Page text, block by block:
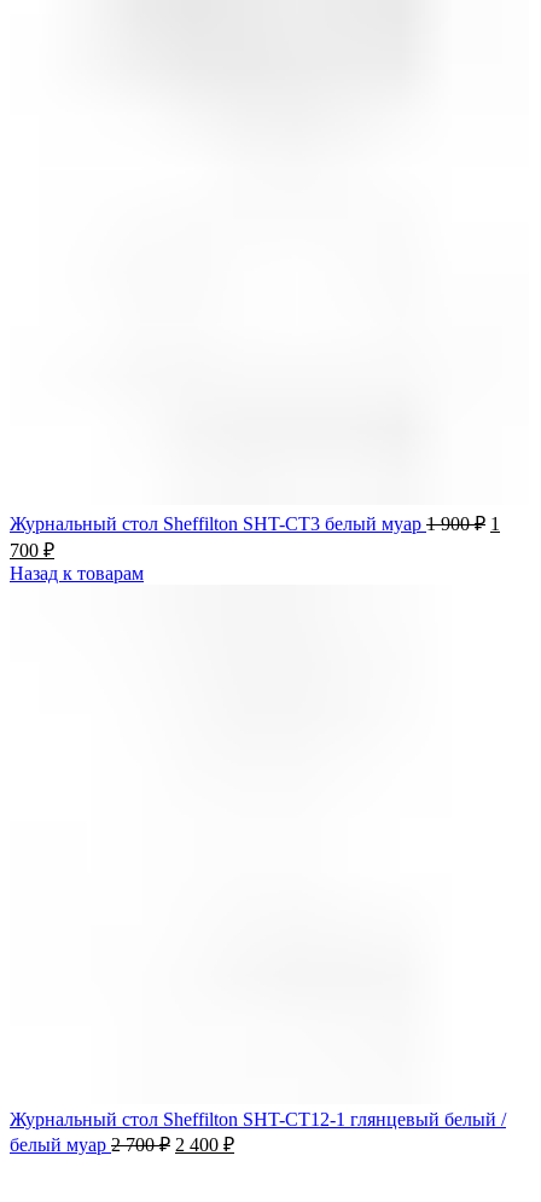
Журнальный стол Sheffilton SHT-CT3 белый муар 1 900₽ 1
700 ₽
Назад к товарам
Журнальный стол Sheffilton SHT-CT12-1 глянцевый белый /
белый муар 2 700₽ 2 400 ₽